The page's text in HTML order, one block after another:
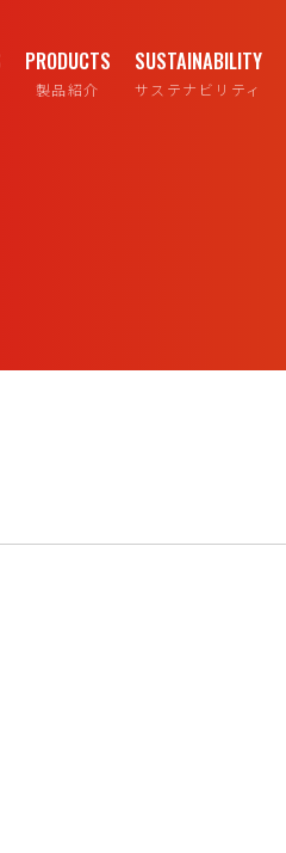
PRODUCTS
製品紹介
SUSTAINABILITY
サステナビリティ